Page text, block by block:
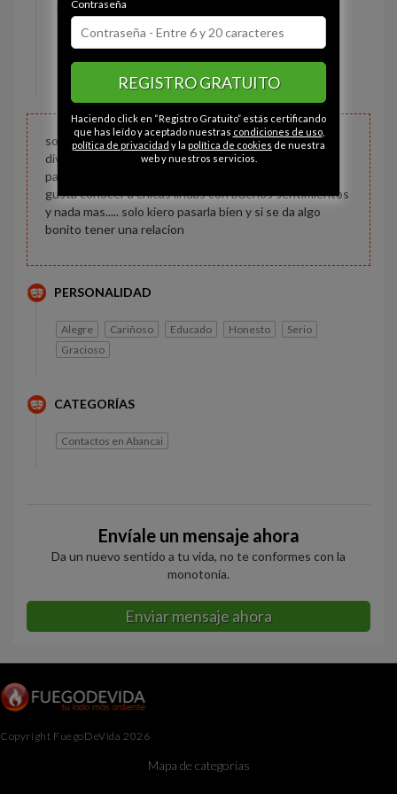
Estado civil:
Ojos: Marrón
Constitución: Delgado
soy una persona buena y con muchas ganas de salir a
divertirme, me gusta veer peliculas, salir a caminar a
pasear, tomar con mis amigos de vez en cuando, me
gusta conocer a chicas lindas con buenos sentimientos
y nada mas..... solo kiero pasarla bien y si se da algo
bonito tener una relacion
PERSONALIDAD
Alegre Cariñoso Educado Honesto
Serio
Gracioso
CATEGORÍAS
Contactos en Abancai
Envíale un mensaje ahora
Da un nuevo sentido a tu vida, no te conformes con la
monotonía.
Enviar mensaje ahora
Contraseña
REGISTRO GRATUITO
Haciendo click en “Registro Gratuito” estás certificando
que has leído y aceptado nuestras condiciones de uso,
política de privacidad y la política de cookies de nuestra
web y nuestros servicios.
Copyright FuegoDeVida 2026
Mapa de categorías